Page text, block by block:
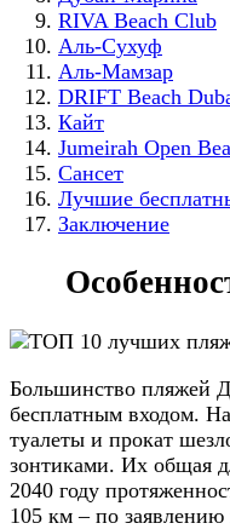
RIVA Beach Club
Аль-Сухуф
Аль-Мамзар
DRIFT Beach
Кайт
Jumeirah Open
Сансет
Лучшие
Заключение
Большинство пляжей
бесплатным входом.
туалеты и прокат
зонтиками. Их общая
2040 году
105 км – по заявлению